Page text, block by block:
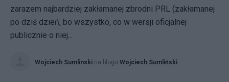
zarazem najbardziej zakłamanej zbrodni PRL (zakłamanej
po dziś dzień, bo wszystko, co w wersji oficjalnej
publicznie o niej...
Wojciech Sumlinski na blogu Wojciech Sumliński